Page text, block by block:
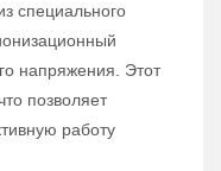
специального
напряжения. Этот
позволяет
работу